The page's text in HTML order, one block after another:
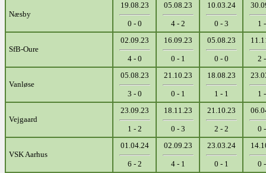
Næsby
19.08.23
0 - 0
05.08.23
4 - 2
10.03.24
0 - 3 1
SfB-Oure
02.09.23
4 - 0
16.09.23
0 - 1
05.08.23
0 - 0 2
Vanløse
05.08.23
3 - 0
21.10.23
0 - 1
18.08.23
1 - 1 1
Vejgaard
23.09.23
1 - 2
18.11.23
0 - 3
21.10.23
2 - 2 0
VSK Aarhus
01.04.24
6 - 2
02.09.23
4 - 1
23.03.24
0 - 1 0